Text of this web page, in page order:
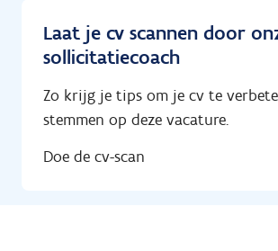
Laat je cv scannen door
sollicitatiecoach
Zo krijg je tips om je cv te
stemmen op deze vacature.
Doe de cv-scan